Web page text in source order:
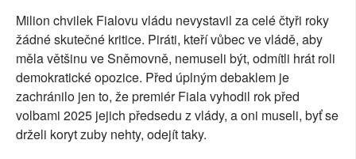
Milion chvilek Fialovu vládu nevystavil za celé čtyři roky
žádné skutečné kritice. Piráti, kteří vůbec ve vládě, aby
měla většinu ve Sněmovně, nemuseli být, odmítli hrát roli
demokratické opozice. Před úplným debaklem je
zachránilo jen to, že premiér Fiala vyhodil rok před
volbami 2025 jejich předsedu z vlády, a oni museli, byť se
drželi koryt zuby nehty, odejít taky.